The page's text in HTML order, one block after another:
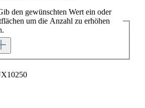
den gewünschten Wert ein oder
um die Anzahl zu erhöhen